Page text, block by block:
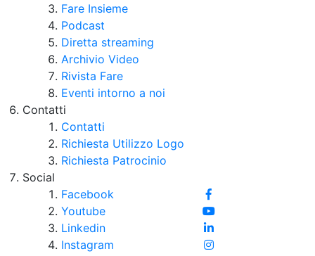
Fare Insieme
Podcast
Diretta streaming
Archivio Video
Rivista Fare
Eventi intorno a noi
Contatti
Contatti
Richiesta Utilizzo Logo
Richiesta Patrocinio
Social
Facebook
Youtube
Linkedin
Instagram